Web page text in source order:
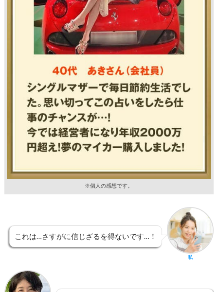
※個人の感想です。
これは…さすがに信じざるを得ないです…！
私